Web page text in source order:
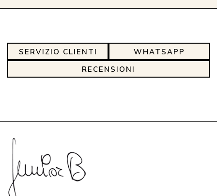
SERVIZIO CLIENTI
WHATSAPP
RECENSIONI